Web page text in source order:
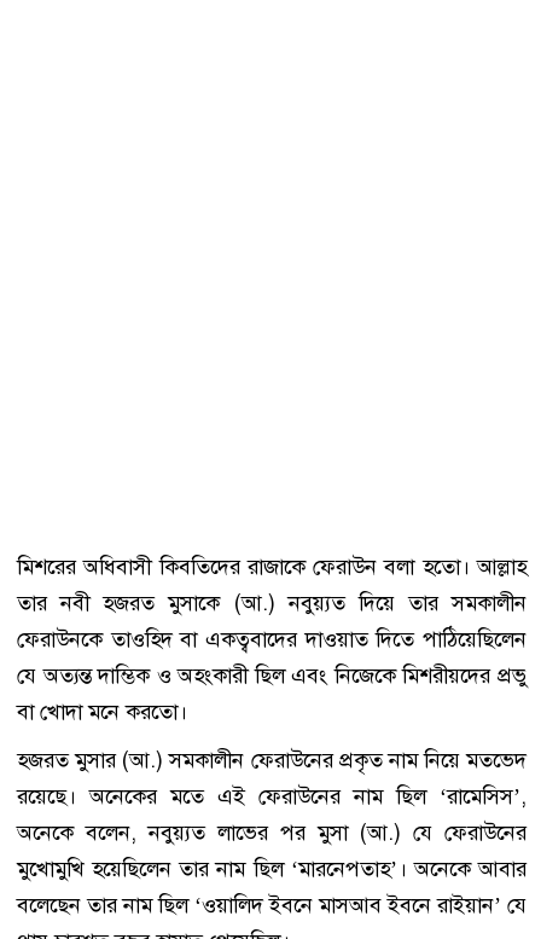
মিশরের অধিবাসী কিবতিদের রাজাকে ফেরাউন বলা হতো। আল্লাহ
তার নবী হজরত মুসাকে (আ.) নবুয়্যত দিয়ে তার সমকালীন
ফেরাউনকে তাওহিদ বা একত্ববাদের দাওয়াত দিতে পাঠিয়েছিলেন
যে অত্যন্ত দাম্ভিক ও অহংকারী ছিল এবং নিজেকে মিশরীয়দের প্রভু
বা খোদা মনে করতো।
হজরত মুসার (আ.) সমকালীন ফেরাউনের প্রকৃত নাম নিয়ে মতভেদ
রয়েছে। অনেকের মতে এই ফেরাউনের নাম ছিল ‘রামেসিস’,
অনেকে বলেন, নবুয়্যত লাভের পর মুসা (আ.) যে ফেরাউনের
মুখোমুখি হয়েছিলেন তার নাম ছিল ‘মারনেপতাহ’। অনেকে আবার
বলেছেন তার নাম ছিল ‘ওয়ালিদ ইবনে মাসআব ইবনে রাইয়ান’ যে